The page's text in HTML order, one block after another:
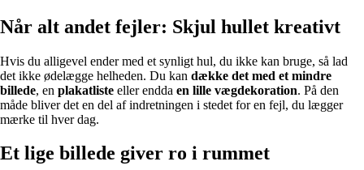
Når alt andet fejler: Skjul hullet kreativt
Hvis du alligevel ender med et synligt hul, du ikke kan bruge, så lad
det ikke ødelægge helheden. Du kan dække det med et mindre
billede, en plakatliste eller endda en lille vægdekoration. På den
måde bliver det en del af indretningen i stedet for en fejl, du lægger
mærke til hver dag.
Et lige billede giver ro i rummet